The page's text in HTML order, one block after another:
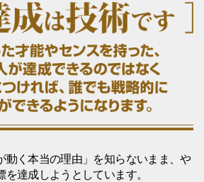
動く本当の理由」を知らないまま、や
達成しようとしています。